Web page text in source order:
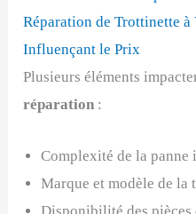
Réparation de Trottinette
Influençant le Prix
Plusieurs éléments
réparation :
Complexité de la panne
Marque et modèle de la